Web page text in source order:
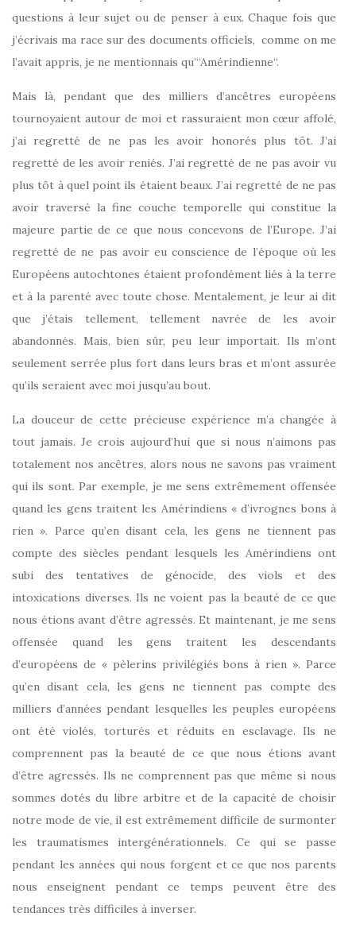
questions à leur sujet ou de penser à eux. Chaque fois que
j’écrivais ma race sur des documents officiels, comme on me
l’avait appris, je ne mentionnais qu’“Amérindienne“.
Mais là, pendant que des milliers d’ancêtres européens
tournoyaient autour de moi et rassuraient mon cœur affolé,
j’ai regretté de ne pas les avoir honorés plus tôt. J’ai
regretté de les avoir reniés. J’ai regretté de ne pas avoir vu
plus tôt à quel point ils étaient beaux. J’ai regretté de ne pas
avoir traversé la fine couche temporelle qui constitue la
majeure partie de ce que nous concevons de l’Europe. J’ai
regretté de ne pas avoir eu conscience de l’époque où les
Européens autochtones étaient profondément liés à la terre
et à la parenté avec toute chose. Mentalement, je leur ai dit
que j’étais tellement, tellement navrée de les avoir
abandonnés. Mais, bien sûr, peu leur importait. Ils m’ont
seulement serrée plus fort dans leurs bras et m’ont assurée
qu’ils seraient avec moi jusqu’au bout.
La douceur de cette précieuse expérience m’a changée à
tout jamais. Je crois aujourd’hui que si nous n’aimons pas
totalement nos ancêtres, alors nous ne savons pas vraiment
qui ils sont. Par exemple, je me sens extrêmement offensée
quand les gens traitent les Amérindiens « d’ivrognes bons à
rien ». Parce qu’en disant cela, les gens ne tiennent pas
compte des siècles pendant lesquels les Amérindiens ont
subi des tentatives de génocide, des viols et des
intoxications diverses. Ils ne voient pas la beauté de ce que
nous étions avant d’être agressés. Et maintenant, je me sens
offensée quand les gens traitent les descendants
d’européens de « pèlerins privilégiés bons à rien ». Parce
qu’en disant cela, les gens ne tiennent pas compte des
milliers d’années pendant lesquelles les peuples européens
ont été violés, torturés et réduits en esclavage. Ils ne
comprennent pas la beauté de ce que nous étions avant
d’être agressés. Ils ne comprennent pas que même si nous
sommes dotés du libre arbitre et de la capacité de choisir
notre mode de vie, il est extrêmement difficile de surmonter
les traumatismes intergénérationnels. Ce qui se passe
pendant les années qui nous forgent et ce que nos parents
nous enseignent pendant ce temps peuvent être des
tendances très difficiles à inverser.